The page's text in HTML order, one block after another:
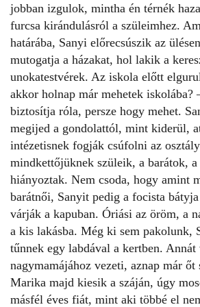
jobban izgulok, mintha én térnék
furcsa kirándulásról a szüleimhez.
határába, Sanyi előrecsúszik az
mutogatja a házakat, hol lakik a
unokatestvérek. Az iskola előtt
akkor holnap már mehetek iskolába?
biztosítja róla, persze hogy mehet.
megijed a gondolattól, mint kiderül,
intézetisnek fogják csúfolni az
mindkettőjüknek szüleik, a barátok,
hiányoztak. Nem csoda, hogy amint
barátnői, Sanyit pedig a focista
várják a kapuban. Óriási az öröm, a
a kis lakásba. Még ki sem pakolunk,
tűnnek egy labdával a kertben.
nagymamájához vezeti, aznap már
Marika majd kiesik a száján, úgy
másfél éves fiát, mint aki többé el